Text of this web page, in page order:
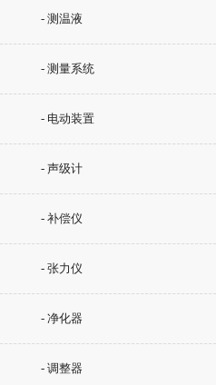
- 测温液
- 测量系统
- 电动装置
- 声级计
- 补偿仪
- 张力仪
- 净化器
- 调整器